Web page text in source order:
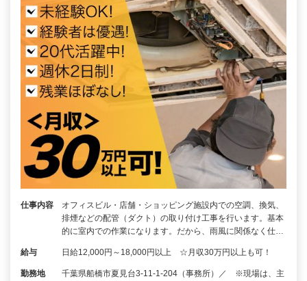
仕事内容
オフィスビル・店舗・ショッピング施設内での空調、換気、
排煙などの配管（ダクト）の取り付け工事を行います。基本
的に室内での作業になります。だから、雨風に関係なく仕…
給与 日給12,000円～18,000円以上 ☆月収30万円以上も可！
勤務地
千葉県船橋市夏見台3-11-1-204（事務所）／ ※現場は、主